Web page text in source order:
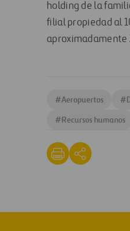
holding de la
filial propiedad al
aproximadamente
#Aeropuertos #
#Recursos humanos